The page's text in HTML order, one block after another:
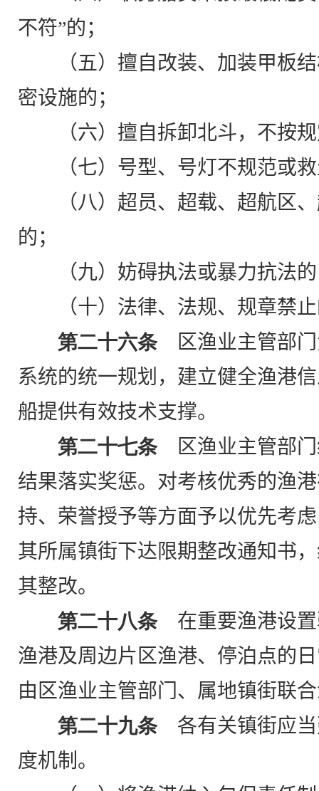
不符”的；
（五）擅自改装、加装甲板
密设施的；
（六）擅自拆卸北斗，不按
（七）号型、号灯不规范或
（八）超员、超载、超航区
的；
（九）妨碍执法或暴力抗法
（十）法律、法规、规章禁
第二十六条区渔业主管部门
系统的统一规划，建立健全渔港
船提供有效技术支撑。
第二十七条区渔业主管部门
结果落实奖惩。对考核优秀的渔
持、荣誉授予等方面予以优先考
其所属镇街下达限期整改通知书
其整改。
第二十八条在重要渔港设置
渔港及周边片区渔港、停泊点的
由区渔业主管部门、属地镇街联
第二十九条各有关镇街应当
度机制。